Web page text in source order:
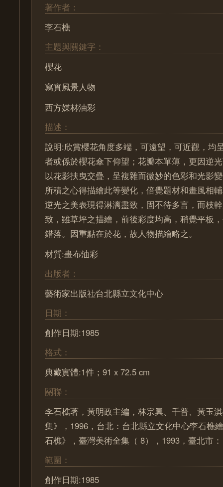
著作者：
李石樵
主題與關鍵字：
櫻花
寫實風景人物
西方媒材∕油彩
描述：
說明:欣賞櫻花角度多端，可遠望，可近觀，均
者或係於櫻花傘下仰望；花瓣本單薄，更因逆
以花影扶曳交疊，呈複雜而微妙的色彩和光影
所積之心得描繪此等變化，倍覺題材和畫風相
逆光之美表現得淋漓盡致，固不待多言，而枝
致，雖草坪之描繪，前後彩度均高，稍覺平板
錯落。因重點在於花，故人物描繪略之。
材質:畫布∕油彩
出版者：
藝術家出版社∕台北縣立文化中心
日期：
創作日期:1985
格式：
典藏實體:1件；91 x 72.5 cm
關聯：
李石樵著，黃明政主編，林宗興、千普、黃玉
集》，1996，台北：台北縣立文化中心∕李石樵
石樵》，臺灣美術全集（ 8），1993，臺北市
範圍：
創作日期:1985